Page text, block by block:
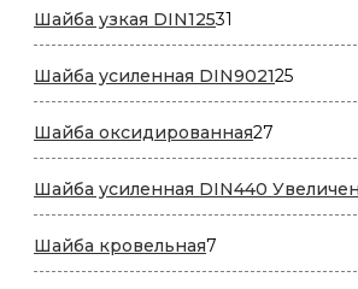
Шайба узкая DIN12531
товар
Шайба усиленная DIN90212525
Шайба оксидированная27
товаров
Шайба усиленная DIN440
Шайба кровельная7
товаров